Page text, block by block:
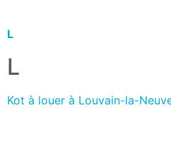
L
L
Kot à louer à Louvain-la-